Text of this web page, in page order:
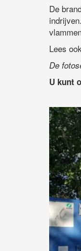
De
Lees
De
U kunt